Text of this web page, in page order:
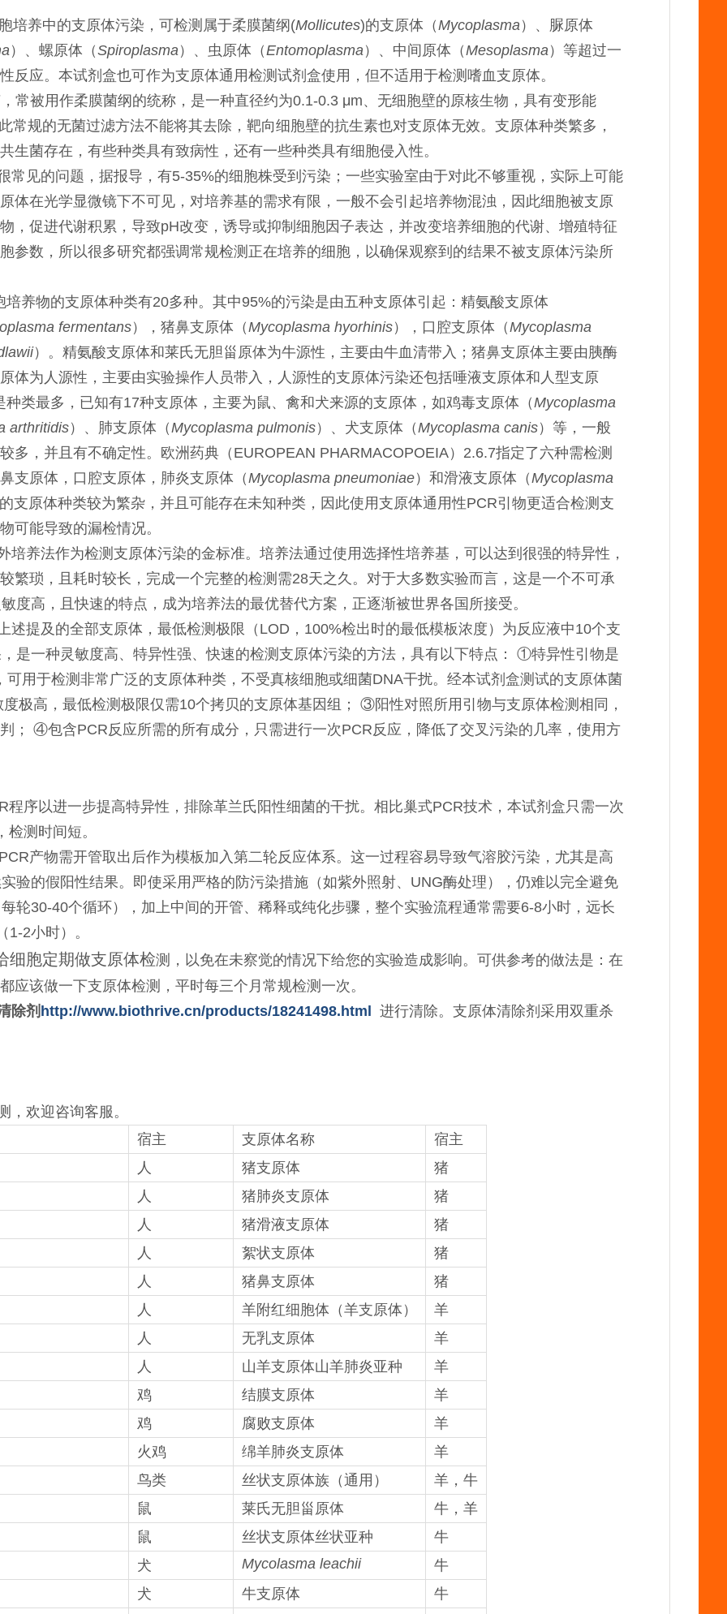
培养中的支原体污染，可检测属于柔膜菌纲(Mollicutes)的支原体（Mycoplasma）、脲原体
）、螺原体（Spiroplasma）、虫原体（Entomoplasma）、中间原体（Mesoplasma） 等超过一
反应。本试剂盒也可作为支原体通用检测试剂盒使用，但不适用于检测嗜血支原体。
常被用作柔膜菌纲的统称， 是一种直径约为0.1-0.3 μm、无细胞壁的原核生物，具有变形能
常规的无菌过滤方法不能将其去除，靶向细胞壁的抗生素也对支原体无效。支原体种类繁多，
生菌存在，有些种类具有致病性，还有一些种类具有细胞侵入性。
常见的问题，据报导，有5-35%的细胞株受到污染；一些实验室由于对此不够重视，实际上可能
体在光学显微镜下不可见，对培养基的需求有限，一般不会引起培养物混浊，因此细胞被支原
，促进代谢积累，导致pH改变，诱导或抑制细胞因子表达，并改变培养细胞的代谢、增殖特征
参数，所以很多研究都强调常规检测正在培养的细胞，以确保观察到的结果不被支原体污染所
养物的支原体种类有20多种。其中95%的污染是由五种支原体引起：精氨酸支原体
fermentans），猪鼻支原体（Mycoplasma hyorhinis），口腔支原体（Mycoplasma
）。精氨酸支原体和莱氏无胆甾原体为牛源性，主要由牛血清带入；猪鼻支原体主要由胰酶
体为人源性，主要由实验操作人员带入，人源性的支原体污染还包括唾液支原体和人型支原
类最多，已知有17种支原体，主要为鼠、禽和犬来源的支原体，如鸡毒支原体（Mycoplasma
arthritidis）、肺支原体（Mycoplasma pulmonis）、犬支原体（Mycoplasma canis）等，一般
多，并且有不确定性。欧洲药典（EUROPEAN PHARMACOPOEIA）2.6.7指定了六种需检测
支原体，口腔支原体，肺炎支原体（Mycoplasma pneumoniae）和滑液支原体（Mycoplasma
支原体种类较为繁杂，并且可能存在未知种类，因此使用支原体通用性PCR引物更适合检测支
可能导致的漏检情况。
培养法作为检测支原体污染的金标准。培养法通过使用选择性培养基，可以达到很强的特异性，
繁琐，且耗时较长，完成一个完整的检测需28天之久。对于大多数实验而言，这是一个不可承
度高，且快速的特点，成为培养法的最优替代方案，正逐渐被世界各国所接受。
述提及的全部支原体，最低检测极限（LOD，100%检出时的最低模板浓度）为反应液中10个支
是一种灵敏度高、特异性强、快速的检测支原体污染的方法，具有以下特点： ①特异性引物是
用于检测非常广泛的支原体种类，不受真核细胞或细菌DNA干扰。经本试剂盒测试的支原体菌
极高，最低检测极限仅需10个拷贝的支原体基因组； ③阳性对照所用引物与支原体检测相同，
； ④包含PCR反应所需的所有成分，只需进行一次PCR反应，降低了交叉污染的几率，使用方
序以进一步提高特异性，排除革兰氏阳性细菌的干扰。相比巢式PCR技术，本试剂盒只需一次
测时间短。
产物需开管取出后作为模板加入第二轮反应体系。这一过程容易导致气溶胶污染，尤其是高
验的假阳性结果。即使采用严格的防污染措施（如紫外照射、UNG酶处理），仍难以完全避免
轮30-40个循环），加上中间的开管、稀释或纯化步骤，整个实验流程通常需要6-8小时，远长
2小时）。
细胞定期做支原体检测，以免在未察觉的情况下给您的实验造成影响。可供参考的做法是：在
应该做一下支原体检测，平时每三个月常规检测一次。
除剂 http://www.biothrive.cn/products/18241498.html 进行清除。支原体清除剂采用双重杀
，欢迎咨询客服。
宿主
支原体名称
宿主
人
猪支原体
猪
人
猪肺炎支原体
猪
人
猪滑液支原体
猪
人
絮状支原体
猪
人
猪鼻支原体
猪
人
羊附红细胞体（羊支原体）
羊
人
无乳支原体
羊
人
山羊支原体山羊肺炎亚种
羊
鸡
结膜支原体
羊
鸡
腐败支原体
羊
火鸡
绵羊肺炎支原体
羊
鸟类
丝状支原体族（通用）
羊，牛
鼠
莱氏无胆甾原体
牛，羊
鼠
丝状支原体丝状亚种
牛
犬
Mycolasma leachii
牛
犬
牛支原体 牛